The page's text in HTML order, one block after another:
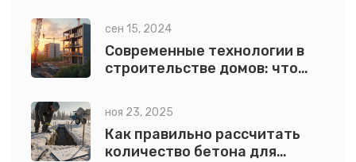
сен 15, 2024
Современные технологии в
строительстве домов: что
ноя 23, 2025
Как правильно рассчитать
количество бетона для